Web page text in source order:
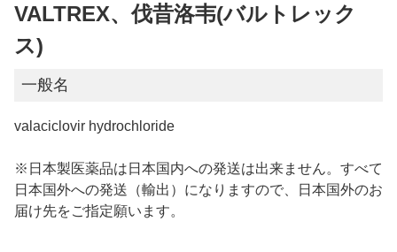
VALTREX、伐昔洛韦(バルトレック
ス)
一般名
valaciclovir hydrochloride
※日本製医薬品は日本国内への発送は出来ません。すべて
日本国外への発送（輸出）になりますので、日本国外のお
届け先をご指定願います。